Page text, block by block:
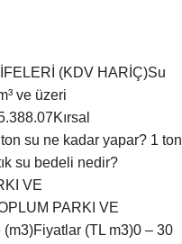
(KDV HARİÇ)Su
ve üzeri
su ne kadar yapar? 1 ton
su bedeli nedir?
VE
PARKI VE
(TL m3)0 – 30